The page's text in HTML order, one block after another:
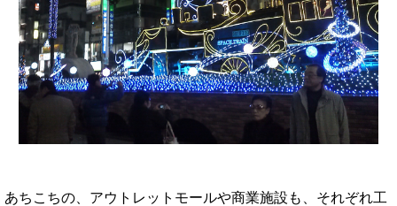
あちこちの、アウトレットモールや商業施設も、それぞれ工